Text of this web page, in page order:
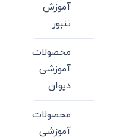
آموزش
تنبور
محصولات
آموزشی
دیوان
محصولات
آموزشی